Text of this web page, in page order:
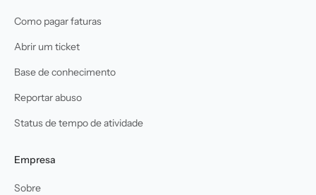
Como pagar faturas
Abrir um ticket
Base de conhecimento
Reportar abuso
Status de tempo de atividade
Empresa
Sobre